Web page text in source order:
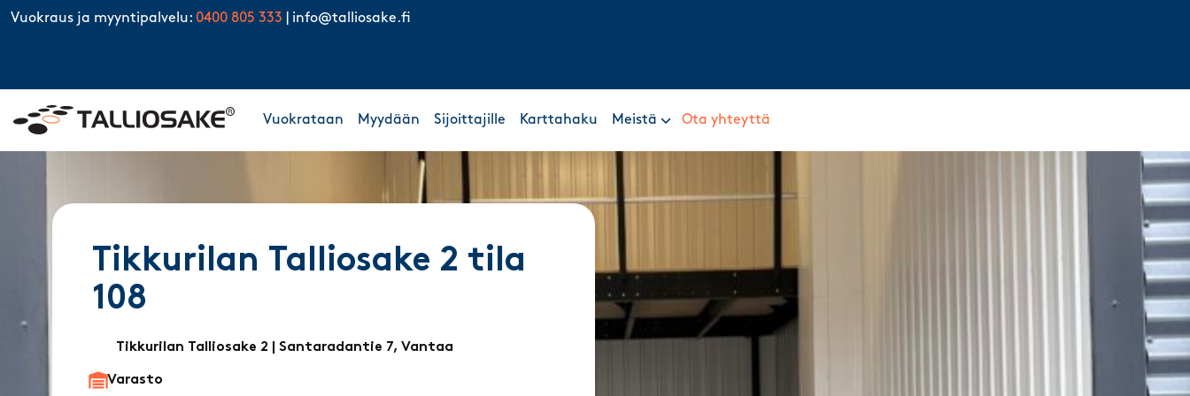
Skip to content
Vuokraus ja myyntipalvelu: 0400 805 333 info@talliosake.fi
Vuokrataan Myydään Sijoittajille Karttahaku Meistä Ota yhteyttä
Tikkurilan Talliosake 2 tila
108
Tikkurilan Talliosake 2 | Santaradantie 7, Vantaa
Varasto